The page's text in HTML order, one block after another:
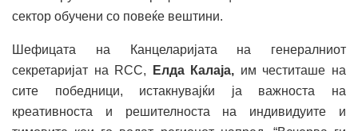
сектор обучени со повеќе вештини.
Шефицата на Канцеларијата на генералниот
секретаријат на RCC,
Елда Калаја, им честиташе на
сите победници, истакнувајќи ја важноста на
креативноста и решителноста на индивидуите и